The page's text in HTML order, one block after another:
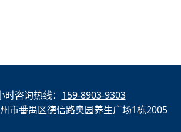
时咨询热线： 159-8903-9303
市番禺区德信路奥园养生广场1栋2005